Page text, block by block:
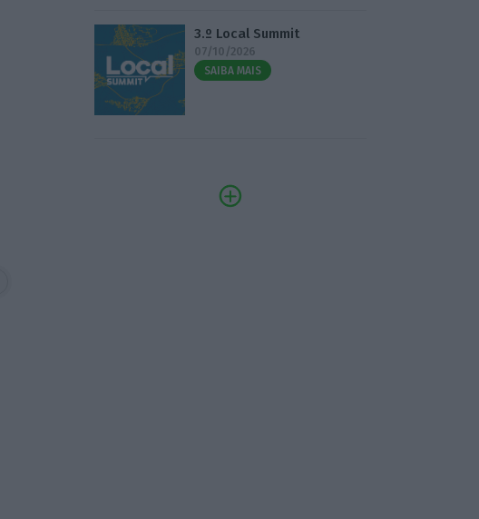
3.º Local Summit
07/10/2026
SAIBA MAIS